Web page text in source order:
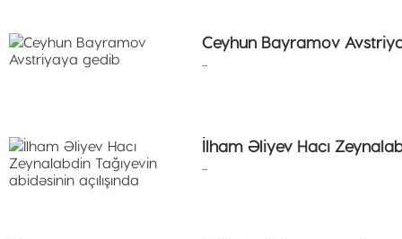
Ceyhun Bayramov
İlham Əliyev Hacı